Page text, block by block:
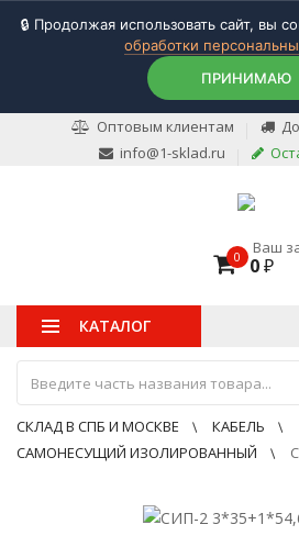
🔒 Продолжая использовать сайт, вы
обработки
ПРИНИМАЮ
Оптовым клиентам
info@1-sklad.ru
0 Ваш
0₽
КАТАЛОГ
СКЛАД В СПБ И МОСКВЕ
КАБЕЛЬ
САМОНЕСУЩИЙ ИЗОЛИРОВАННЫЙ